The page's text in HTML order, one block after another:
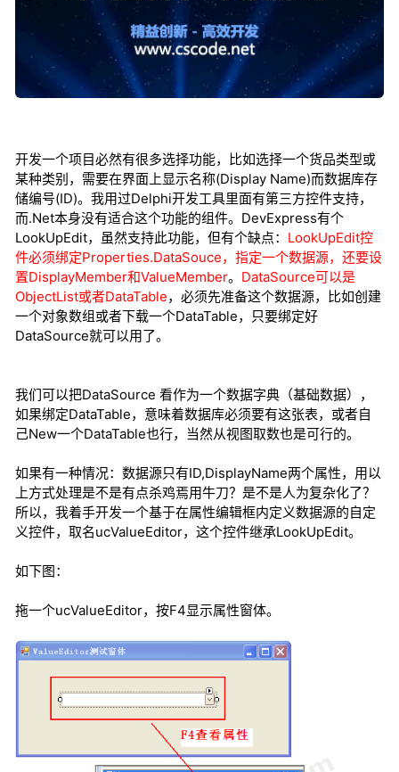
开发一个项目必然有很多选择功能，比如选择一个货品类型或
某种类别，需要在界面上显示名称(Display Name)而数据库存
储编号(ID)。我用过Delphi开发工具里面有第三方控件支持，
而.Net本身没有适合这个功能的组件。DevExpress有个
LookUpEdit，虽然支持此功能，但有个缺点： LookUpEdit控
件必须绑定Properties.DataSouce，指定一个数据源，还要设
置DisplayMember和ValueMember。 DataSource可以是
ObjectList或者DataTable，必须先准备这个数据源，比如创建
一个对象数组或者下载一个DataTable，只要绑定好
DataSource就可以用了。
我们可以把DataSource 看作为一个数据字典（基础数据），
如果绑定DataTable，意味着数据库必须要有这张表，或者自
己New一个DataTable也行，当然从视图取数也是可行的。
如果有一种情况：数据源只有ID,DisplayName两个属性，用以
上方式处理是不是有点杀鸡焉用牛刀？是不是人为复杂化了？
所以，我着手开发一个基于在属性编辑框内定义数据源的自定
义控件，取名ucValueEditor，这个控件继承LookUpEdit。
如下图：
拖一个ucValueEditor，按F4显示属性窗体。